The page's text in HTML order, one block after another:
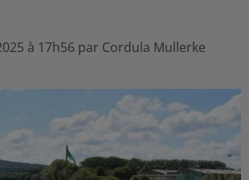
à 17h56 par Cordula Mullerke